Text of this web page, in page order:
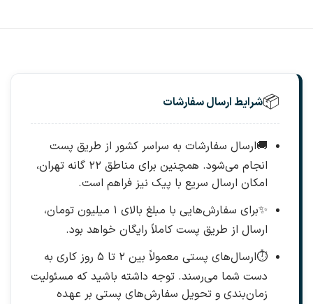
📦شرایط ارسال سفارشات
🚚ارسال سفارشات به سراسر کشور از طریق پست
انجام می‌شود. همچنین برای مناطق ۲۲ گانه تهران،
امکان ارسال سریع با پیک نیز فراهم است.
✨
برای سفارش‌هایی با مبلغ بالای ۱ میلیون تومان،
ارسال از طریق پست کاملاً رایگان خواهد بود.
⏱️
ارسال‌های پستی معمولاً بین ۲ تا ۵ روز کاری به
دست شما می‌رسند. توجه داشته باشید که مسئولیت
زمان‌بندی و تحویل سفارش‌های پستی بر عهده